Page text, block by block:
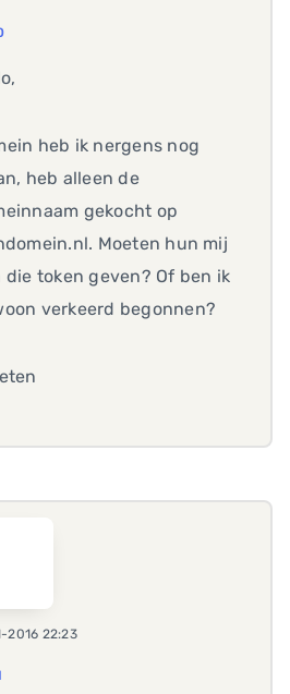
heb ik nergens nog
heb alleen de
gekocht op
Moeten hun mij
die token geven? Of ben ik
verkeerd begonnen?
2016 22:23